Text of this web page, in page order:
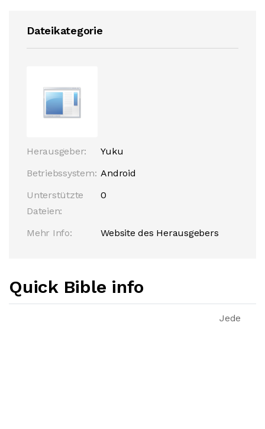
Dateikategorie
Herausgeber:
Yuku
Betriebssystem: Android
Unterstützte
Dateien:
0
Mehr Info: Website des Herausgebers
Quick Bible info
Jede